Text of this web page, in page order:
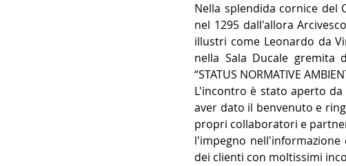
Nella splendida cornice del
nel 1295 dall'allora
illustri come Leonardo da
nella Sala Ducale
“STATUS NORMATIVE
L'incontro è stato aperto
aver dato il benvenuto e
propri collaboratori e
l'impegno
dei clienti con moltissimi